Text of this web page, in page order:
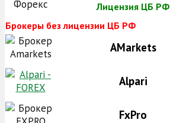
Лицензия ЦБ РФ
Брокеры без лицензии ЦБ РФ
AMarkets
Alpari
FxPro